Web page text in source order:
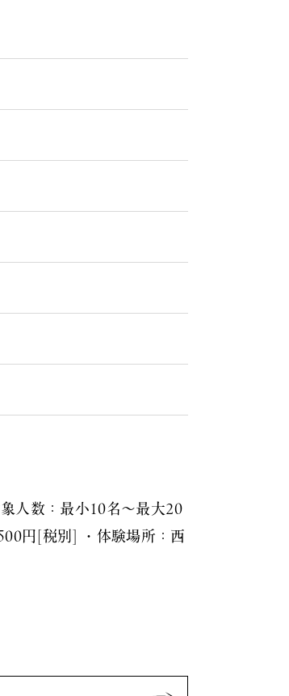
人数：最小10名～最大20
[税別] ・体験場所：西